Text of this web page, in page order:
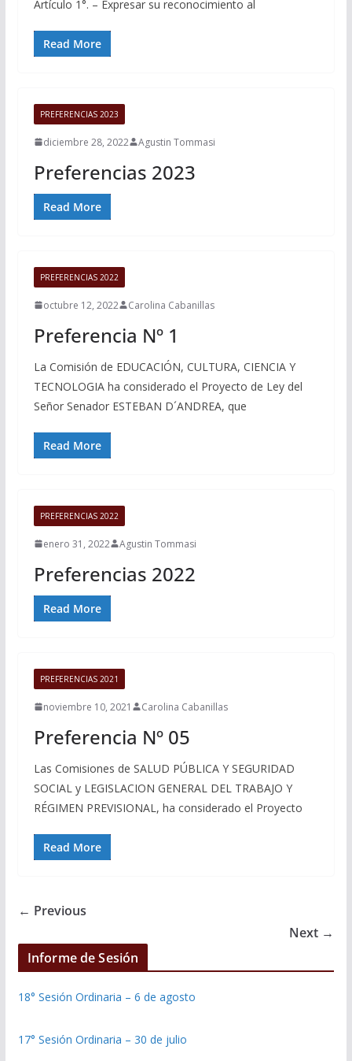
Artículo 1°. – Expresar su reconocimiento al
Read More
PREFERENCIAS 2023
diciembre 28, 2022 Agustin Tommasi
Preferencias 2023
Read More
PREFERENCIAS 2022
octubre 12, 2022 Carolina Cabanillas
Preferencia Nº 1
La Comisión de EDUCACIÓN, CULTURA, CIENCIA Y
TECNOLOGIA ha considerado el Proyecto de Ley del
Señor Senador ESTEBAN D´ANDREA, que
Read More
PREFERENCIAS 2022
enero 31, 2022 Agustin Tommasi
Preferencias 2022
Read More
PREFERENCIAS 2021
noviembre 10, 2021 Carolina Cabanillas
Preferencia Nº 05
Las Comisiones de SALUD PÚBLICA Y SEGURIDAD
SOCIAL y LEGISLACION GENERAL DEL TRABAJO Y
RÉGIMEN PREVISIONAL, ha considerado el Proyecto
Read More
← Previous
Next →
Informe de Sesión
18° Sesión Ordinaria – 6 de agosto
17° Sesión Ordinaria – 30 de julio